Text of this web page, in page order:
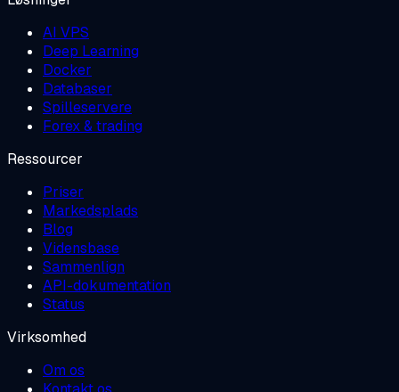
AI VPS
Deep Learning
Docker
Databaser
Spilleservere
Forex & trading
Ressourcer
Priser
Markedsplads
Blog
Vidensbase
Sammenlign
API-dokumentation
Status
Virksomhed
Om os